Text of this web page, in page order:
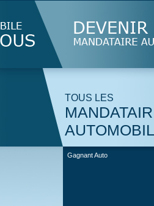
TOUS LES
Gagnant Auto